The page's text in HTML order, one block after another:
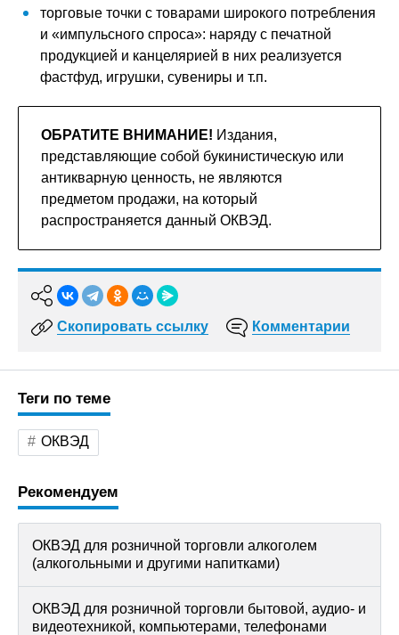
торговые точки с товарами широкого потребления
и «импульсного спроса»: наряду с печатной
продукцией и канцелярией в них реализуется
фастфуд, игрушки, сувениры и т.п.
ОБРАТИТЕ ВНИМАНИЕ! Издания,
представляющие собой букинистическую или
антикварную ценность, не являются
предметом продажи, на который
распространяется данный ОКВЭД.
Скопировать ссылку Комментарии
Теги по теме
ОКВЭД
Рекомендуем
ОКВЭД для розничной торговли алкоголем
(алкогольными и другими напитками)
ОКВЭД для розничной торговли бытовой, аудио- и
видеотехникой, компьютерами, телефонами